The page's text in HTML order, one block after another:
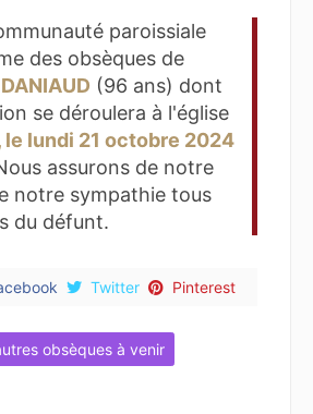
paroissiale
des obsèques de
(96 ans) dont
se déroulera à l'église
le lundi 21 octobre 2024
assurons de notre
notre sympathie tous
du défunt.
Twitter Pinterest
obsèques à venir